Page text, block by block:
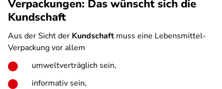
Verpackungen: Das wünscht sich die
Kundschaft
Aus der Sicht der Kundschaftmuss eine Lebensmittel-
Verpackung vor allem
umweltverträglich sein,
informativ sein,